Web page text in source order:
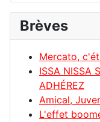
Brèves
Mercato,
ISSA NISSA
ADHÉREZ
Amical,
L'effet